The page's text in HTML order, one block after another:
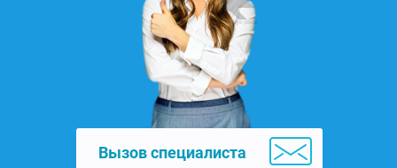
Вызов специалиста